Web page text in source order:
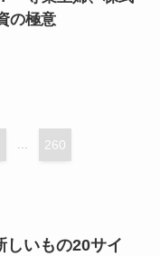
の極意
260
しいもの20サイ